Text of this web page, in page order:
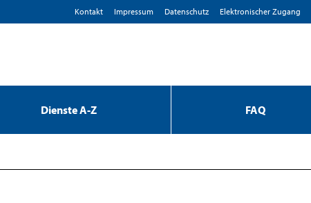
Kontakt Impressum D­atenschutz Elektronischer Zugang
Dienste A-Z FAQ